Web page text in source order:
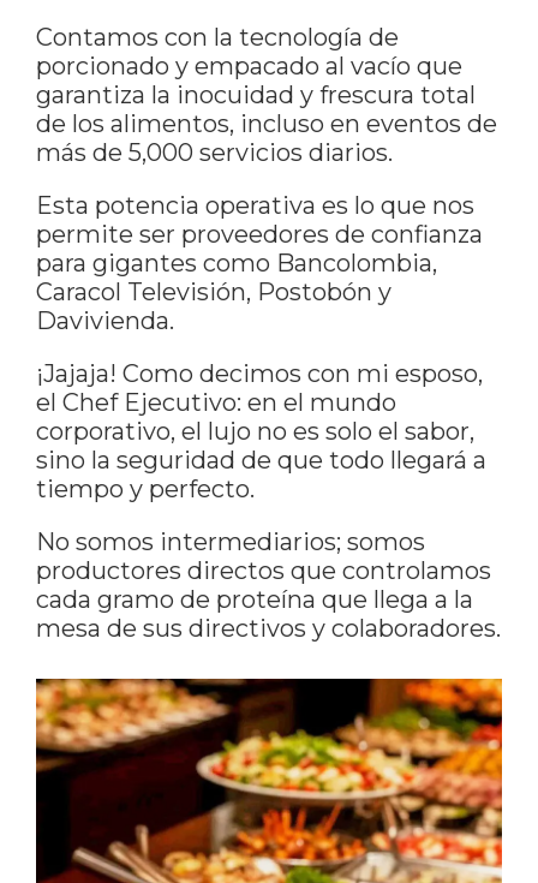
Contamos con la tecnología de
porcionado y empacado al vacío que
garantiza la inocuidad y frescura total
de los alimentos, incluso en eventos de
más de 5,000 servicios diarios.
Esta potencia operativa es lo que nos
permite ser proveedores de confianza
para gigantes como Bancolombia,
Caracol Televisión, Postobón y
Davivienda.
¡Jajaja! Como decimos con mi esposo,
el Chef Ejecutivo: en el mundo
corporativo, el lujo no es solo el sabor,
sino la seguridad de que todo llegará a
tiempo y perfecto.
No somos intermediarios; somos
productores directos que controlamos
cada gramo de proteína que llega a la
mesa de sus directivos y colaboradores.